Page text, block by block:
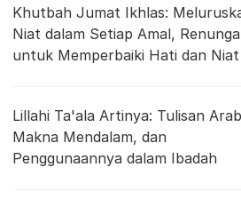
Khutbah Jumat Ikhlas:
Niat dalam Setiap Amal,
untuk Memperbaiki Hati dan Niat
Lillahi Ta'ala Artinya: Tulisan
Makna Mendalam, dan
Penggunaannya dalam Ibadah